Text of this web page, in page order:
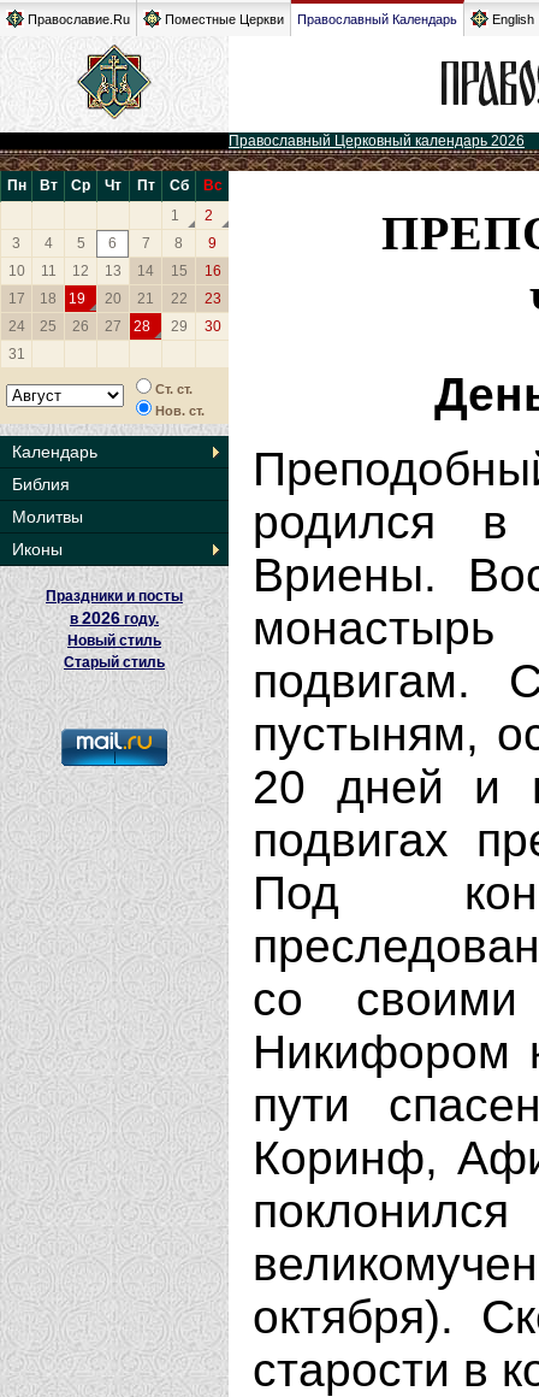
Православие.Ru Поместные Церкви Православный Календарь English
Православный Церковный календарь 2026
Пн Вт Ср Чт Пт Сб
Вс
1
2
3
4 5 6 7 8
9
10
11 12 13 14 15
16
17
18 19 20 21 22
23
24
25 26 27 28 29
30
31
Ст. ст.
Нов. ст.
Календарь
Библия
Молитвы
Иконы
Праздники и посты
в 2026 году.
Новый стиль
Старый стиль
родился
Вриены.
подвигам.
пустыням,
20 дней и
подвигах
Под
со
Никифором
пути
Коринф,
октября).
старости в